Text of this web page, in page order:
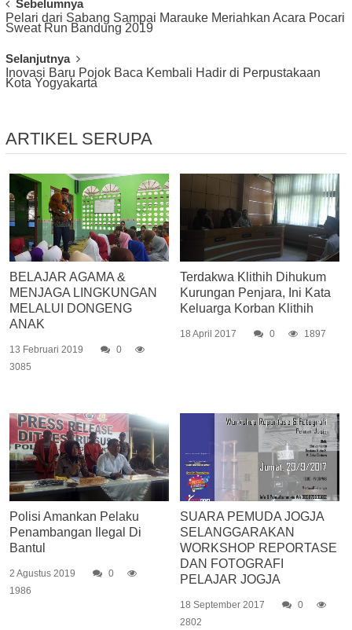
Post
Navigation
Sebelumnya
Pelari dari Sabang Sampai Marauke Meriahkan Acara Pocari
Sweat Run Bandung 2019
Selanjutnya
Inovasi Baru Pojok Baca Kembali Hadir di Perpustakaan
Kota Yogyakarta
ARTIKEL SERUPA
BELAJAR AGAMA &
MENJAGA LINGKUNGAN
MELALUI DONGENG
ANAK
13 Februari 2019
0
3085
Terdakwa Klithih Dihukum
Kurungan Penjara, Ini Kata
Keluarga Korban Klithih
18 April 2017 0 1897
Polisi Amankan Pelaku
Penambangan Ilegal Di
Bantul
2 Agustus 2019
0
1986
SUARA PEMUDA JOGJA
SELANGGARAKAN
WORKSHOP REPORTASE
DAN FOTOGRAFI
PELAJAR JOGJA
18 September 2017
0
2802